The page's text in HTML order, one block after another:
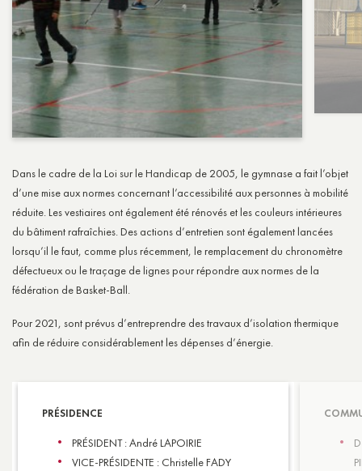
Dans le cadre de la Loi sur le Handicap de 2005, le gymnase a fait l’objet
d’une mise aux normes concernant l’accessibilité aux personnes à mobilité
réduite. Les vestiaires ont également été rénovés et les couleurs intérieures
du bâtiment rafraîchies. Des actions d’entretien sont également lancées
lorsqu’il le faut, comme plus récemment, le remplacement du chronomètre
défectueux ou le traçage de lignes pour répondre aux normes de la
fédération de Basket-Ball.
Pour 2021, sont prévus d’entreprendre des travaux d’isolation thermique
afin de réduire considérablement les dépenses d’énergie.
PRÉSIDENCE
PRÉSIDENT : André LAPOIRIE
VICE-PRÉSIDENTE : Christelle FADY